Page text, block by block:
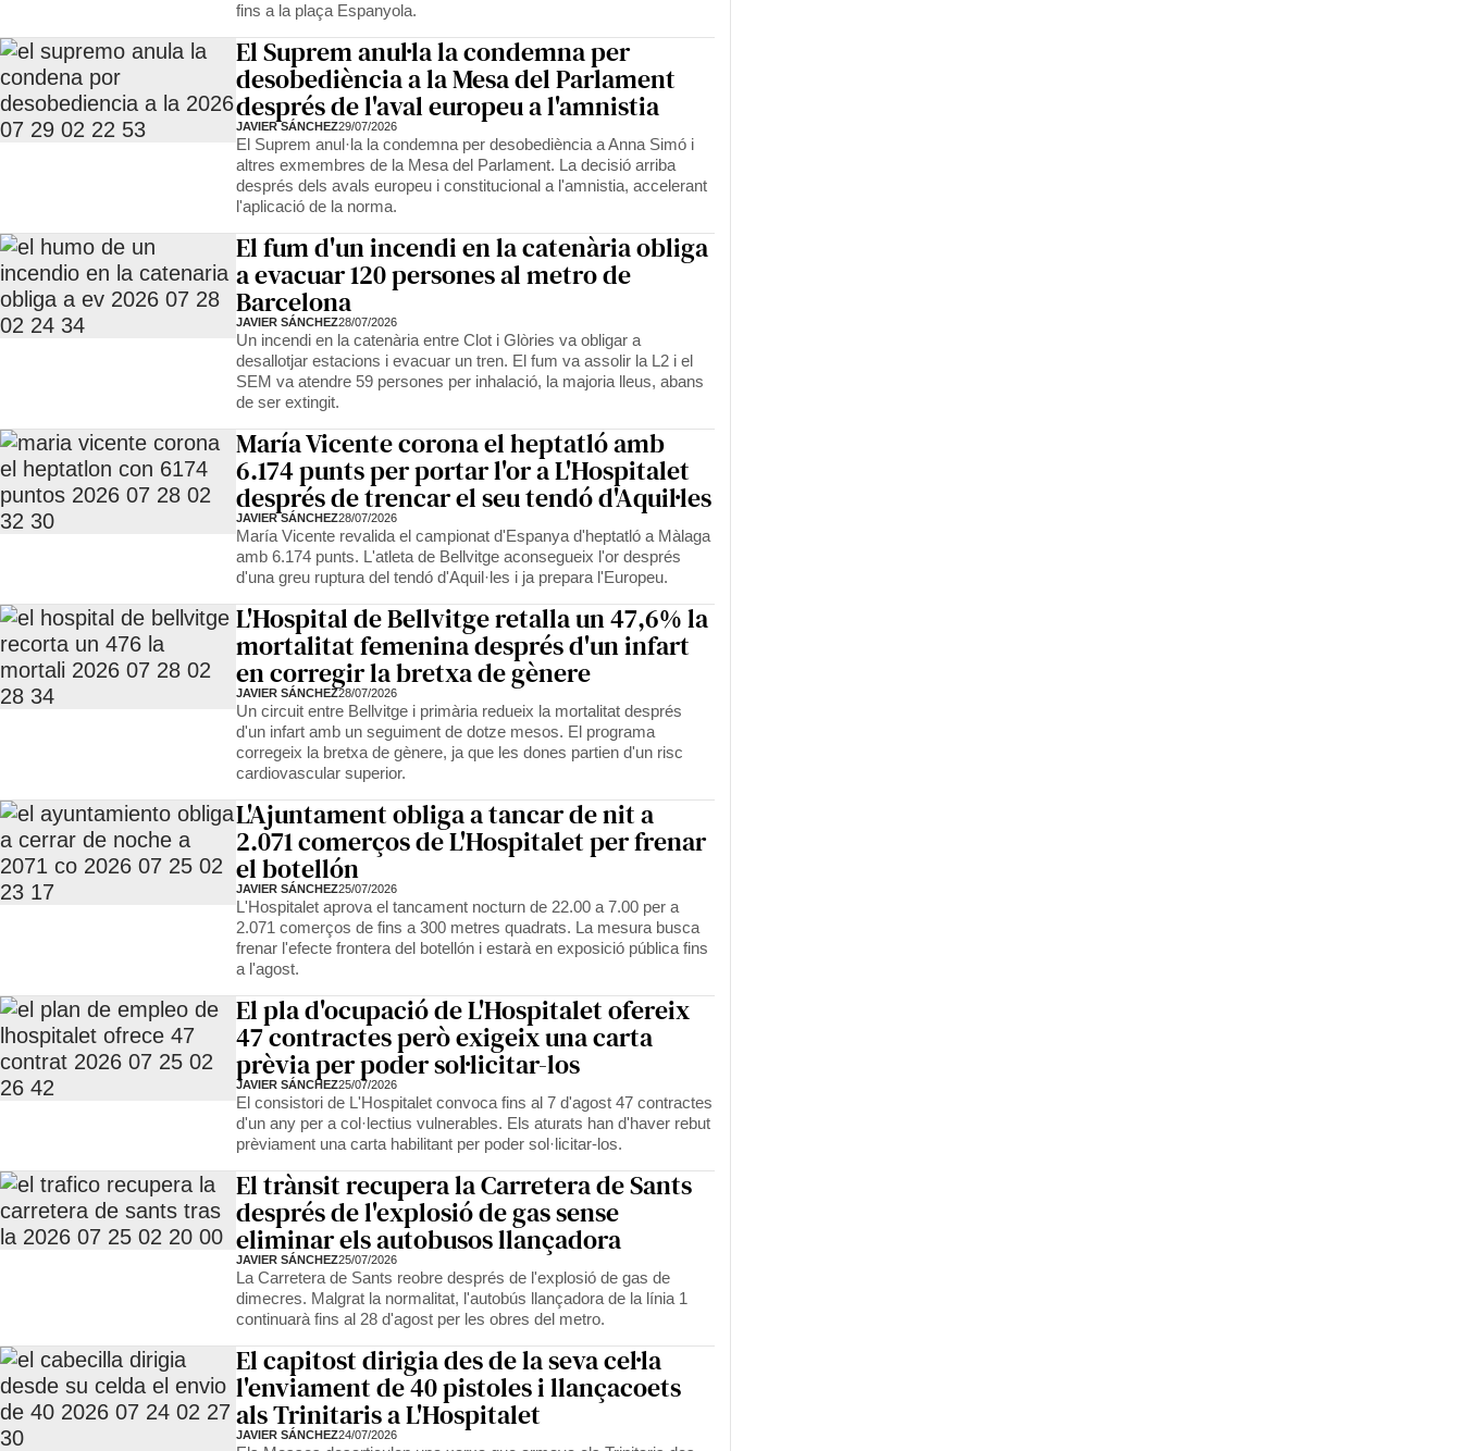
fins a la plaça Espanyola.
El Suprem anul·la la condemna per
desobediència a la Mesa del Parlament
després de l'aval europeu a l'amnistia
JAVIER SÁNCHEZ29/07/2026
El Suprem anul·la la condemna per desobediència a Anna Simó i
altres exmembres de la Mesa del Parlament. La decisió arriba
després dels avals europeu i constitucional a l'amnistia, accelerant
l'aplicació de la norma.
El fum d'un incendi en la catenària obliga
a evacuar 120 persones al metro de
Barcelona
JAVIER SÁNCHEZ28/07/2026
Un incendi en la catenària entre Clot i Glòries va obligar a
desallotjar estacions i evacuar un tren. El fum va assolir la L2 i el
SEM va atendre 59 persones per inhalació, la majoria lleus, abans
de ser extingit.
María Vicente corona el heptatló amb
6.174 punts per portar l'or a L'Hospitalet
després de trencar el seu tendó d'Aquil·les
JAVIER SÁNCHEZ28/07/2026
María Vicente revalida el campionat d'Espanya d'heptatló a Màlaga
amb 6.174 punts. L'atleta de Bellvitge aconsegueix l'or després
d'una greu ruptura del tendó d'Aquil·les i ja prepara l'Europeu.
L'Hospital de Bellvitge retalla un 47,6% la
mortalitat femenina després d'un infart
en corregir la bretxa de gènere
JAVIER SÁNCHEZ28/07/2026
Un circuit entre Bellvitge i primària redueix la mortalitat després
d'un infart amb un seguiment de dotze mesos. El programa
corregeix la bretxa de gènere, ja que les dones partien d'un risc
cardiovascular superior.
L'Ajuntament obliga a tancar de nit a
2.071 comerços de L'Hospitalet per frenar
el botellón
JAVIER SÁNCHEZ25/07/2026
L'Hospitalet aprova el tancament nocturn de 22.00 a 7.00 per a
2.071 comerços de fins a 300 metres quadrats. La mesura busca
frenar l'efecte frontera del botellón i estarà en exposició pública fins
a l'agost.
El pla d'ocupació de L'Hospitalet ofereix
47 contractes però exigeix una carta
prèvia per poder sol·licitar-los
JAVIER SÁNCHEZ25/07/2026
El consistori de L'Hospitalet convoca fins al 7 d'agost 47 contractes
d'un any per a col·lectius vulnerables. Els aturats han d'haver rebut
prèviament una carta habilitant per poder sol·licitar-los.
El trànsit recupera la Carretera de Sants
després de l'explosió de gas sense
eliminar els autobusos llançadora
JAVIER SÁNCHEZ25/07/2026
La Carretera de Sants reobre després de l'explosió de gas de
dimecres. Malgrat la normalitat, l'autobús llançadora de la línia 1
continuarà fins al 28 d'agost per les obres del metro.
El capitost dirigia des de la seva cel·la
l'enviament de 40 pistoles i llançacoets
als Trinitaris a L'Hospitalet
JAVIER SÁNCHEZ24/07/2026